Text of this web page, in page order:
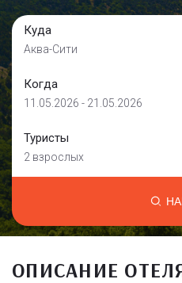
Куда
Аква-Сити
Когда
11.05.2026 - 21.05.2026
Туристы
2 взрослых
ОПИСАНИЕ